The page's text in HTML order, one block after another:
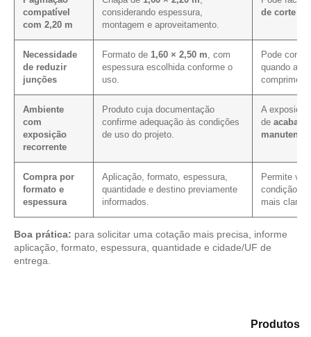
compatível
com 2,20 m
considerando espessura,
montagem e aproveitamento.
de corte e
Necessidade
de reduzir
junções
Formato de 1,60 × 2,50 m , com
espessura escolhida conforme o
uso.
Pode
quando a
Ambiente
com
exposição
recorrente
Produto cuja documentação
confirme adequação às condições
de uso do projeto.
A
de
Compra por
formato e
espessura
Aplicação, formato, espessura,
quantidade e destino previamente
informados.
Permite
condição
mais
Boa prática: para solicitar uma cotação mais precisa, informe
aplicação, formato, espessura, quantidade e cidade/UF de
entrega.
Produtos